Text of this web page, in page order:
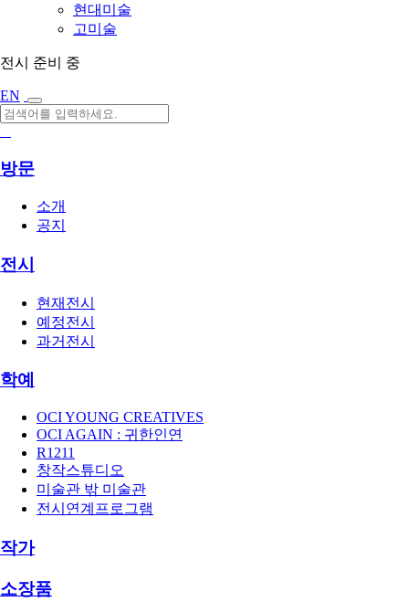
현대미술
고미술
전시 준비 중
EN
방문
소개
공지
전시
현재전시
예정전시
과거전시
학예
OCI YOUNG CREATIVES
OCI AGAIN : 귀한인연
R1211
창작스튜디오
미술관 밖 미술관
전시연계프로그램
작가
소장품